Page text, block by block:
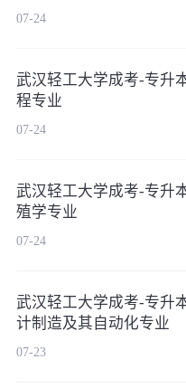
07-24
武汉轻工大学成考-专升
程专业
07-24
武汉轻工大学成考-专升
殖学专业
07-24
武汉轻工大学成考-专升
计制造及其自动化专业
07-23